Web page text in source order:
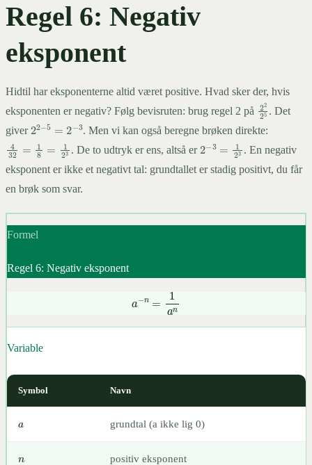
Regel 6: Negativ
eksponent
Hidtil har eksponenterne altid været positive. Hvad sker der, hvis
eksponenten er negativ? Følg bevisruten: brug regel 2 på 2225
. Det
giver 22−5 2−3. Men vi kan også beregne brøken direkte:
432= 18 =1 23. De to udtryk er ens, altså er 2−3 =1 2 . En negativ
eksponent er ikke et negativt tal: grundtallet er stadig positivt, du får
en brøk som svar.
Formel
Regel 6: Negativ eksponent
an
Variable
Symbol Navn
a
grundtal (a ikke lig 0)
positiv eksponent